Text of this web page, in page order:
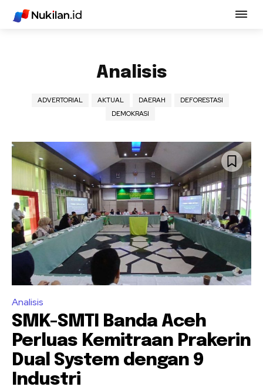
Analisis
ADVERTORIAL AKTUAL DAERAH
DEFORESTASI
DEMOKRASI
Analisis
SMK-SMTI Banda Aceh
Perluas Kemitraan Prakerin
Dual System dengan 9
Industri